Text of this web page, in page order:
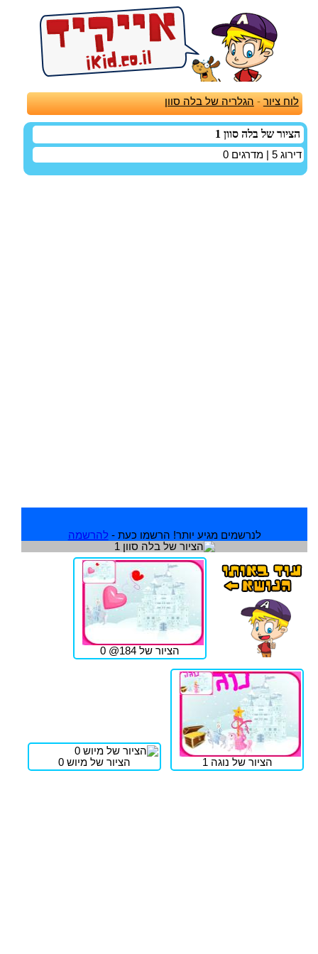
לוח ציור - הגלריה של בלה סוון
הציור של בלה סוון 1
דירוג 5 | מדרגים 0
לנרשמים מגיע יותר! הרשמו כעת - להרשמה
הציור של 184@ 0
הציור של נוגה 1 הציור של מיוש 0